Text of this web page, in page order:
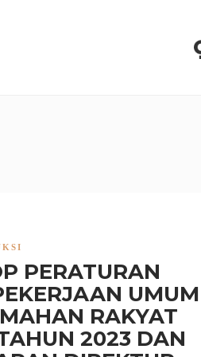
PERATURAN
UMUM
RAKYAT
2023 DAN